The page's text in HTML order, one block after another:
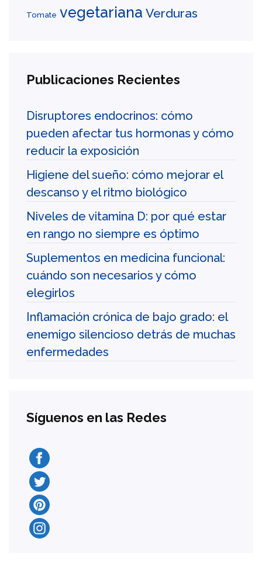
Tomate vegetariana Verduras
Publicaciones Recientes
Disruptores endocrinos: cómo
pueden afectar tus hormonas y cómo
reducir la exposición
Higiene del sueño: cómo mejorar el
descanso y el ritmo biológico
Niveles de vitamina D: por qué estar
en rango no siempre es óptimo
Suplementos en medicina funcional:
cuándo son necesarios y cómo
elegirlos
Inflamación crónica de bajo grado: el
enemigo silencioso detrás de muchas
enfermedades
Síguenos en las Redes